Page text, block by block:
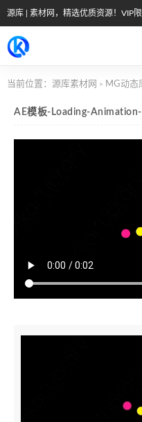
源库 | 素材网，精选优质资源！VIP限
当前位置： 源库素材网 > MG动态
AE模板-Loading-